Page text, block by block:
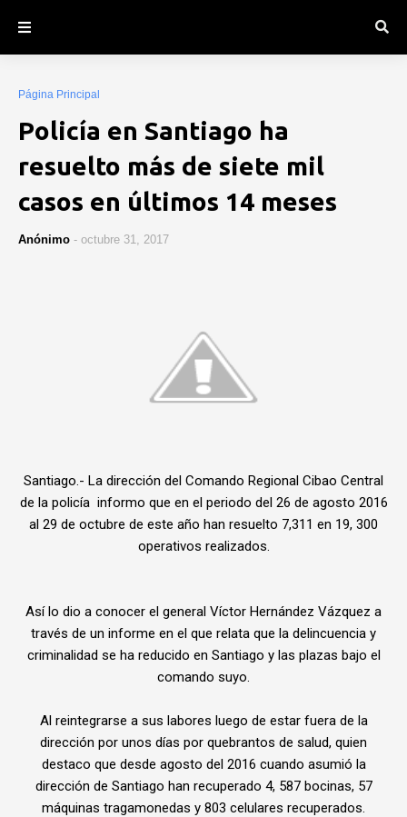
Página Principal
Policía en Santiago ha
resuelto más de siete mil
casos en últimos 14 meses
Anónimo - octubre 31, 2017
Santiago.- La dirección del Comando Regional Cibao Central
de la policía informo que en el periodo del 26 de agosto 2016
al 29 de octubre de este año han resuelto 7,311 en 19, 300
operativos realizados.
Así lo dio a conocer el general Víctor Hernández Vázquez a
través de un informe en el que relata que la delincuencia y
criminalidad se ha reducido en Santiago y las plazas bajo el
comando suyo.
Al reintegrarse a sus labores luego de estar fuera de la
dirección por unos días por quebrantos de salud, quien
destaco que desde agosto del 2016 cuando asumió la
dirección de Santiago han recuperado 4, 587 bocinas, 57
máquinas tragamonedas y 803 celulares recuperados.